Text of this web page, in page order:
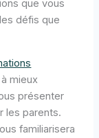
que vous
défis que
mieux
présenter
les parents.
familiarisera